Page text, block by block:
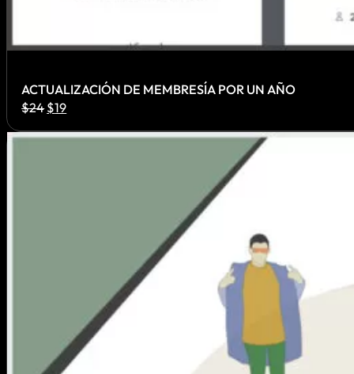
ACTUALIZACIÓN DE MEMBRESÍA POR UN AÑO
$24El
original
$19El
actual